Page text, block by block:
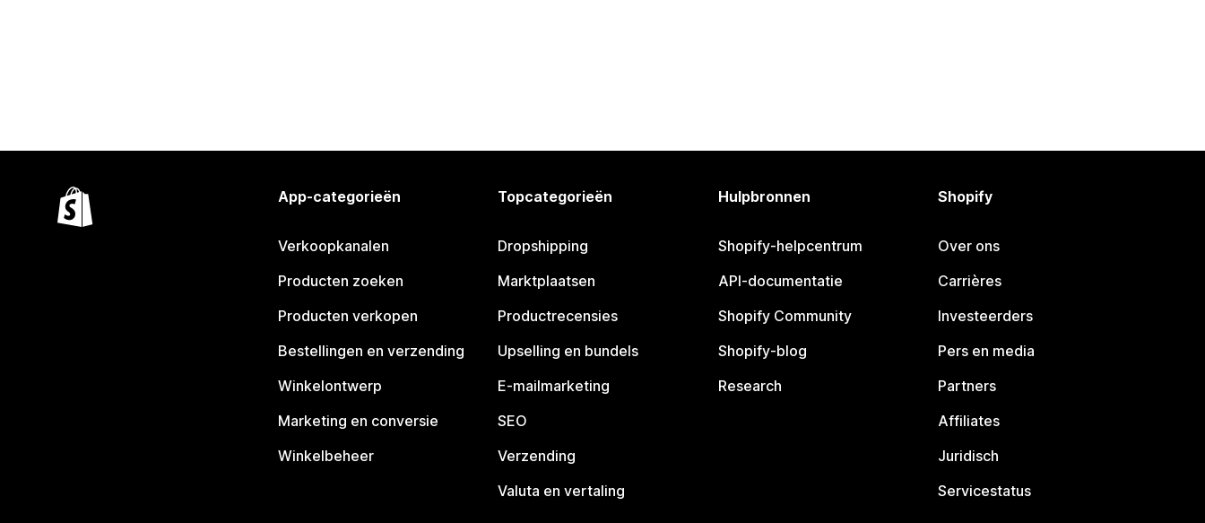
App-categorieën
Verkoopkanalen
Producten zoeken
Producten verkopen
Bestellingen en verzending
Winkelontwerp
Marketing en conversie
Winkelbeheer
Topcategorieën
Dropshipping
Marktplaatsen
Productrecensies
Upselling en bundels
E-mailmarketing
SEO
Verzending
Valuta en vertaling
Hulpbronnen
Shopify-helpcentrum
API-documentatie
Shopify Community
Shopify-blog
Research
Shopify
Over ons
Carrières
Investeerders
Pers en media
Partners
Affiliates
Juridisch
Servicestatus